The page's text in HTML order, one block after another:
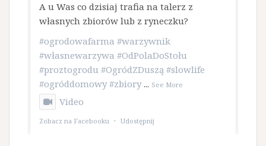
A u Was co dzisiaj trafia na talerz z
własnych zbiorów lub z ryneczku?
#ogrodowafarma #warzywnik
#własnewarzywa #OdPolaDoStołu
#proztogrodu #OgródZDuszą #slowlife
#ogróddomowy #zbiory ... See More
Video
Zobacz na Facebooku · Udostępnij